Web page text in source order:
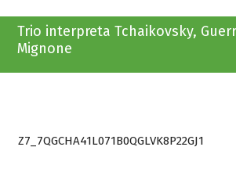
Trio interpreta Tchaikovsky,
Mignone
Z7_7QGCHA41L071B0QGLVK8P22GJ1